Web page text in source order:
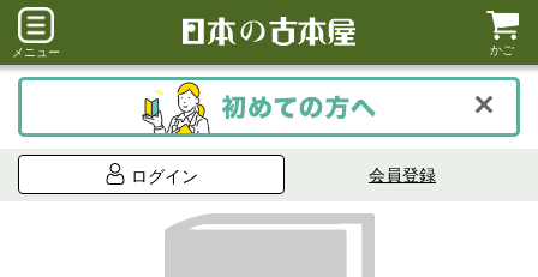
メニュー かご
ログイン 会員登録